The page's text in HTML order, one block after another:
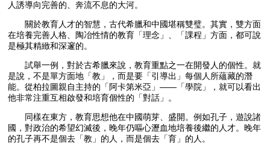
人誘導向完善的、奔流不息的大河。
關於教育人才的智慧，古代希臘和中國堪稱雙璧。其實，雙方面
在培養完善人格、陶冶性情的教育「理念」、「課程」方面，都可說
是極其精緻和深邃的。
試舉一例，對於古希臘來說，教育重點之一在開發人的個性。就
是說，不是單方面地「教」，而是要「引導出」每個人所蘊藏的潛
能。從柏拉圖親自主持的「阿卡第米亞」——「學院」，就可以看出
他非常注重互相啟發和培育個性的「對話」。
同樣在東方，教育思想他在中國萌芽、盛開。例如孔子，遊說諸
國，對政治的希望幻滅後，晚年仍嘔心瀝血地培養後繼的人才。晚年
的孔子再不是個去「教」的人，而是個去「育」的人。